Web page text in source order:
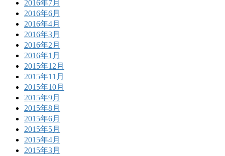
2016年7月
2016年6月
2016年4月
2016年3月
2016年2月
2016年1月
2015年12月
2015年11月
2015年10月
2015年9月
2015年8月
2015年6月
2015年5月
2015年4月
2015年3月